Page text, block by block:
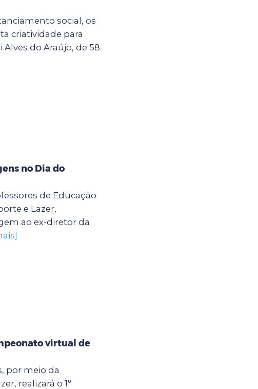
social, os
criatividade para
do Araújo, de 58
no Dia do
de Educação
e Lazer,
ao ex-diretor da
virtual de
por meio da
realizará o 1°